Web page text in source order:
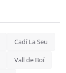
Cadí La Seu
Vall de Boí